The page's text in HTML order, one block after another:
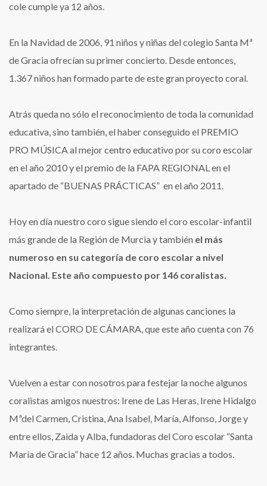
cole cumple ya 12 años.
En la Navidad de 2006, 91 niños y niñas del colegio Santa Mª
de Gracia ofrecían su primer concierto. Desde entonces,
1.367 niños han formado parte de este gran proyecto coral.
Atrás queda no sólo el reconocimiento de toda la comunidad
educativa, sino también, el haber conseguido el PREMIO
PRO MÚSICA al mejor centro educativo por su coro escolar
en el año 2010 y el premio de la FAPA REGIONAL en el
apartado de “BUENAS PRÁCTICAS” en el año 2011.
Hoy en día nuestro coro sigue siendo el coro escolar-infantil
más grande de la Región de Murcia y también el más
numeroso en su categoría de coro escolar a nivel
Nacional. Este año compuesto por 146 coralistas.
Como siempre, la interpretación de algunas canciones la
realizará el CORO DE CÁMARA, que este año cuenta con 76
integrantes.
Vuelven a estar con nosotros para festejar la noche algunos
coralistas amigos nuestros: Irene de Las Heras, Irene Hidalgo
Mªdel Carmen, Cristina, Ana Isabel, María, Alfonso, Jorge y
entre ellos, Zaida y Alba, fundadoras del Coro escolar “Santa
María de Gracia” hace 12 años. Muchas gracias a todos.